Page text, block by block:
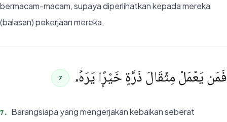
bermacam-macam, supaya diperlihatkan kepada mereka
(balasan) pekerjaan mereka,
فَمَن يَعْمَلْ مِثْقَالَ ذَرَّةٍ خَيْرًۭا يَرَهُۥ 7
7.
Barangsiapa yang mengerjakan kebaikan seberat